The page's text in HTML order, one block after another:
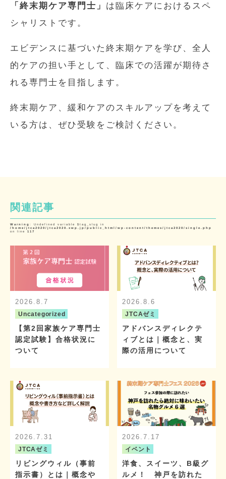
「終末期ケア専門士」 は臨床ケアにおけるスペ
シャリストです。
エビデンスに基づいた終末期ケアを学び、全人
的ケアの担い手として、臨床での活躍が期待さ
れる専門士を目指します。
終末期ケア、緩和ケアのスキルアップを考えて
いる方は、ぜひ受験をご検討ください。
関連記事
Warning : Undefined variable $tag_slug in
/home/jtca2020/jtca2020.xwp.jp/public_html/wp-content/themes/jtca2020/single.php
on line117
2026.8.7
Uncategorized
【第2回家族ケア専門士
認定試験】合格状況に
ついて
2026.8.6
JTCAゼミ
アドバンスディレクテ
ィブとは｜概念と、実
際の活用について
2026.7.31
JTCAゼミ
リビングウィル（事前
指示書）とは｜概念や
2026.7.17
イベント
洋食、スイーツ、B級グ
ルメ！ 神戸を訪れた